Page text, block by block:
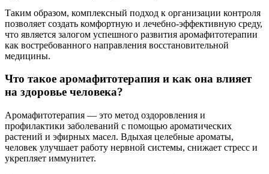
Таким образом, комплексный подход к организации контроля
позволяет создать комфортную и лечебно-эффективную среду,
что является залогом успешного развития аромафитотерапии
как востребованного направления восстановительной
медицины.
Что такое аромафитотерапия и как она влияет
на здоровье человека?
Аромафитотерапия — это метод оздоровления и
профилактики заболеваний с помощью ароматических
растений и эфирных масел. Вдыхая целебные ароматы,
человек улучшает работу нервной системы, снижает стресс и
укрепляет иммунитет.